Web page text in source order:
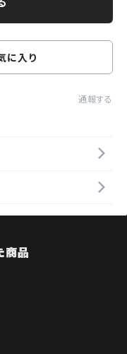
に入り
通報する
商品